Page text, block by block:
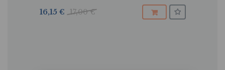
17,00 €
16,15 €